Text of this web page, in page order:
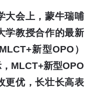
大会上，蒙牛瑞哺
学教授合作的最新
新型OPO）
MLCT+新型OPO
更优，长壮长高表